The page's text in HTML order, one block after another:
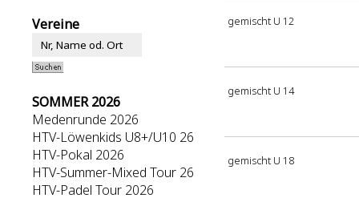
Vereine
SOMMER 2026
Medenrunde 2026
HTV-Löwenkids U8+/U10 26
HTV-Pokal 2026
HTV-Summer-Mixed Tour 26
HTV-Padel Tour 2026
gemischt U 12
gemischt U 14
gemischt U 18